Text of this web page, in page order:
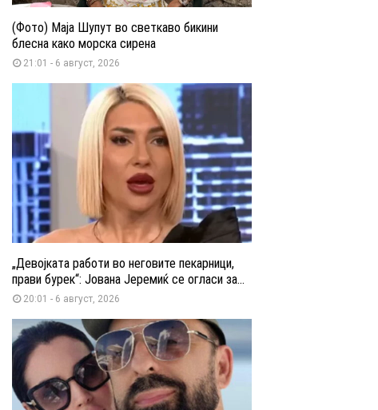
(Фото) Маја Шупут во светкаво бикини
блесна како морска сирена
21:01 - 6 август, 2026
„Девојката работи во неговите пекарници,
прави бурек“: Јована Јеремиќ се огласи за...
20:01 - 6 август, 2026